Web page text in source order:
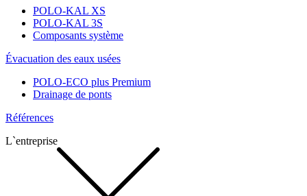
POLO-KAL XS
POLO-KAL 3S
Composants système
Évacuation des eaux usées
POLO-ECO plus Premium
Drainage de ponts
Références
L`entreprise